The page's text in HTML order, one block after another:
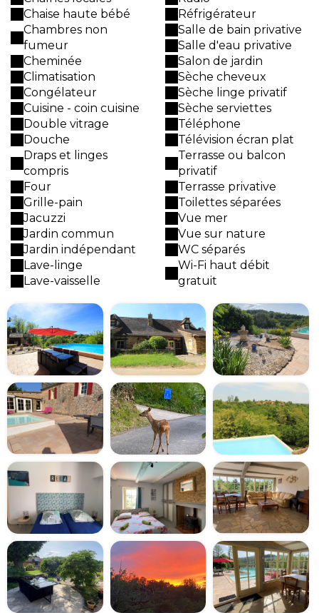
Chaise haute bébé
Chambres non
fumeur
Cheminée
Climatisation
Congélateur
Cuisine - coin cuisine
Double vitrage
Douche
Draps et linges
compris
Four
Grille-pain
Jacuzzi
Jardin commun
Jardin indépendant
Lave-linge
Lave-vaisselle
Réfrigérateur
Salle de bain privative
Salle d'eau privative
Salon de jardin
Sèche cheveux
Sèche linge privatif
Sèche serviettes
Téléphone
Télévision écran plat
Terrasse ou balcon
privatif
Terrasse privative
Toilettes séparées
Vue mer
Vue sur nature
WC séparés
Wi-Fi haut débit
gratuit